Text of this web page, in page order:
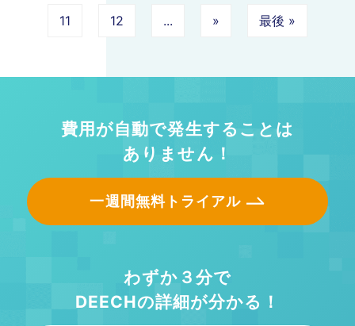
11 12 ... » 最後 »
費用が自動で発生することは
ありません！
一週間無料トライアル
わずか３分で
DEECHの詳細が分かる！